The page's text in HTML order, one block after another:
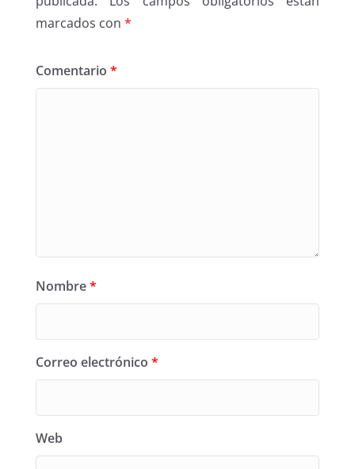
marcados con *
Comentario *
Nombre*
Correo electrónico *
Web